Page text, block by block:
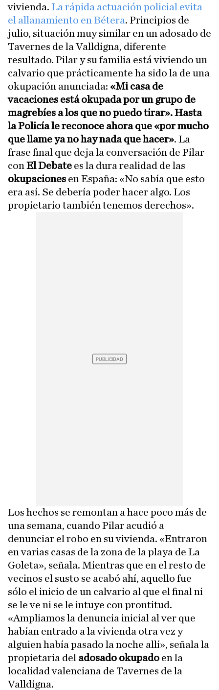
vivienda. La rápida actuación policial evita
el allanamiento en Bétera. Principios de
julio, situación muy similar en un adosado de
Tavernes de la Valldigna, diferente
resultado. Pilar y su familia está viviendo un
calvario que prácticamente ha sido la de una
okupación anunciada: «Mi casa de
vacaciones está okupada por un grupo de
magrebíes a los que no puedo tirar». Hasta
la Policía le reconoce ahora que «por mucho
que llame ya no hay nada que hacer». La
frase final que deja la conversación de Pilar
con El Debate es la dura realidad de las
okupaciones en España: «No sabía que esto
era así. Se debería poder hacer algo. Los
propietario también tenemos derechos».
Los hechos se remontan a hace poco más de
una semana, cuando Pilar acudió a
denunciar el robo en su vivienda. «Entraron
en varias casas de la zona de la playa de La
Goleta», señala. Mientras que en el resto de
vecinos el susto se acabó ahí, aquello fue
sólo el inicio de un calvario al que el final ni
se le ve ni se le intuye con prontitud.
«Ampliamos la denuncia inicial al ver que
habían entrado a la vivienda otra vez y
alguien había pasado la noche allí», señala la
propietaria del adosado okupado en la
localidad valenciana de Tavernes de la
Valldigna.